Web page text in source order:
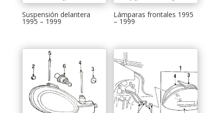
Suspensión delantera
1995 – 1999
Lámparas frontales 1995
– 1999